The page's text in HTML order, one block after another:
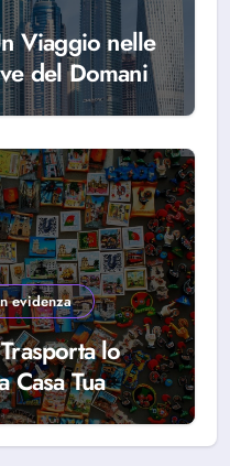
Viaggio nelle
del Domani
evidenza
lo
Tua